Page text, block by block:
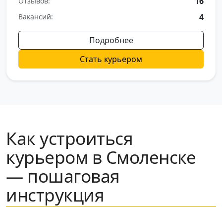
Вакансий: 4
Подробнее
Стать курьером
Как устроиться
курьером в Смоленске
— пошаговая
инструкция